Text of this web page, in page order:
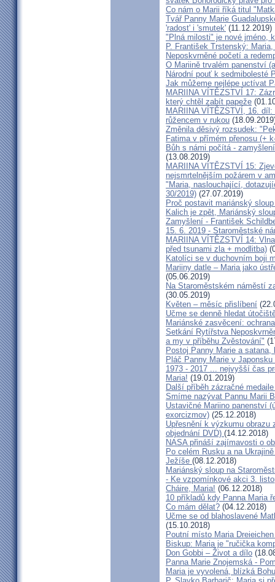
Co nám o Marii říká titul
Tvář Panny Marie
'radost' i 'smutek' (11.12.2019)
"Plná milosti" je nové jméno,
P. František Trstenský:
Neposkvrněné početí a
O Mariině trvalém panenství
Národní pouť k sedmibolesté
Jak můžeme nejlépe uctívat
MARIINA VÍTĚZSTVÍ 17:
který chtěl zabít papeže
MARIINA VÍTĚZSTVÍ, 16.
růžencem v rukou
Změnila děsivý rozsudek:
Fatima v přímém přenosu (+
Bůh s námi počítá -
(13.08.2019)
MARIINA VÍTĚZSTVÍ 15:
nejsmrtelnějším požárem v
"Maria, naslouchající,
30/2019) (27.07.2019)
Proč postavit mariánský
Kalich je zpět, Mariánský
Zamyšlení - František
15. 6. 2019 - Staroměstské
MARIINA VÍTĚZSTVÍ 14:
před tsunami zla + modlitba)
Katolíci se v duchovním boji
Mariiny datle – Maria jako
(05.06.2019)
Na Staroměstském náměstí
(30.05.2019)
Květen – měsíc přislíbení
Učme se denně hledat
Mariánské zasvěcení:
Setkání Rytířstva
a my v příběhu Zvěstování"
Postoj Panny Marie a
Pláč Panny Marie v
1973 - 2017 ... nejvyšší čas
Maria! (19.01.2019)
Další příběh zázračné
Smíme nazývat Pannu Marii
Ustavičné Mariino panenství
exorcizmov) (25.12.2018)
Upřesnění k výzkumu obrazu
objednání DVD) (14.12.2018)
NASA přináší zajímavosti o
Po celém Rusku a na
Ježíše (08.12.2018)
Mariánský sloup na
- Ke vzpomínkové akci 3.
Cháire, Maria! (06.12.2018)
10 příkladů kdy Panna Maria
Co mám dělat? (04.12.2018)
Učme se od blahoslavené
(15.10.2018)
Poutní místo Maria
Biskup: Maria je "ručička
Don Gobbi – Život a dílo
Panna Marie Znojemská -
Maria je vyvolená, blízká